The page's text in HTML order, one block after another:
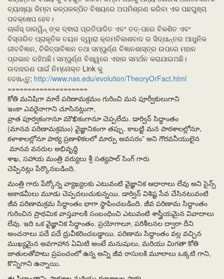
ବ୍ୟାଖ୍ୟା କିମ୍ବା କଳ୍ପକଳ୍ପିତ ବିଷୟରେ ଅପମିଶ୍ରଣ କରିବା ଏକ ପଛଘୁଞ୍ଚା
ପଦକ୍ଷେପ ହେବ।
ଚାର୍ଲସ୍ ଡାରୱିନ୍ ଙ୍କ ଦ୍ଵାରା ପ୍ରତିପାଦିତ ଏବଂ ତତ୍-ପରେ ବିକଶିତ ଏବଂ
ବିସ୍ତାରିତ ପ୍ରାକୃତିକ ଚୟନ ଦ୍ୱାରା କ୍ରମବିକାଶବାଦ ର ସିଦ୍ଧାନ୍ତର ଆଧୁନିକ
ଜୀବବିଜ୍ଞାନ, ଚିକିତ୍ସାବିଜ୍ଞାନ ତଥା ସମ୍ପୁର୍ଣ୍ଣ ବିଜ୍ଞାନଶାସ୍ତ୍ର ଉପରେ ମହାନ
ପ୍ରଭାବ ରହିଅଛି। ସମ୍ପୁର୍ଣ୍ଣ ବିଶ୍ୱରେ ଏହାର ସମର୍ଥନ କରାଯାଇଅଛି।
ଉଦାହରଣ ପାଇଁ ନିମ୍ନୋକ୍ତ Link କୁ
ଦେଖନ୍ତୁ; http://www.nas.edu/evolution/TheoryOrFact.html
====================
కోతి మనిషిగా మారే పరిణామక్రమం గురించి మన పూర్వీకులుగాని
ఇంకా ఎవరైనాగాని చూసినట్లుగా,
వ్రాత పూర్వకంగానూ మౌఖికంగానూ చెప్పలేదు. డార్విన్ సిద్ధాంతం
(మానవ పరిణామక్రమం) వైజ్ఞానికంగా తప్పు. కాబట్టి మన పాఠశాలల్లోనూ,
కళాశాలల్లోనూ పాఠ్య ప్రణాళికలలో మార్పు అవసరం” అని గౌరవనీయులైన
మానవ వనరుల అభివృద్ధి
శాఖ, సహాయ మంత్రి వర్యులు శ్రీ సత్యపాల్ సింగ్ గారు
చెప్పినట్లు పేర్కొనబడింది.
మంత్రి గారు పేర్కోన్న వ్యాఖ్యలకు ఎటువంటి వైజ్ఞానిక ఆధారాలు లేవు అని సైన్స్
అకాడమీలు మూడు చెప్పదలుచుకున్నయి. డార్విన్ విశిష్ట సేవ చేసినటువంటి
జీవ పరిణామక్రమ సిద్ధాంతం భాగా స్థాపించబడింది. జీవ పరిణామ సిద్ధాంతం
గురించిన ప్రాథమిక వాస్తవాలకి సంబంధించి ఎటువంటి శాస్త్రీయమైన వివాదాలు
లేవు. ఇది ఒక వైజ్ఞానిక సిద్ధాంతం. ప్రయోగాలూ, పరిశీలనల ద్వారా దీని
అంచనాలు పదే పదే ధ్రువీకరించబడ్డాయి. పరిణామ సిద్ధాంతం వల్ల వచ్చిన
ముఖ్యమైన అవగాహాన ఏమిటి అంటే మనుషులు, మరియు మిగతా కోతి
జాతులతోపాటు ప్రపంచంలో ఉన్న అన్ని జీవ రాసులకి మూలాలు ఒక్కటి గాని,
కొన్నిగాని ఉన్నాయి.